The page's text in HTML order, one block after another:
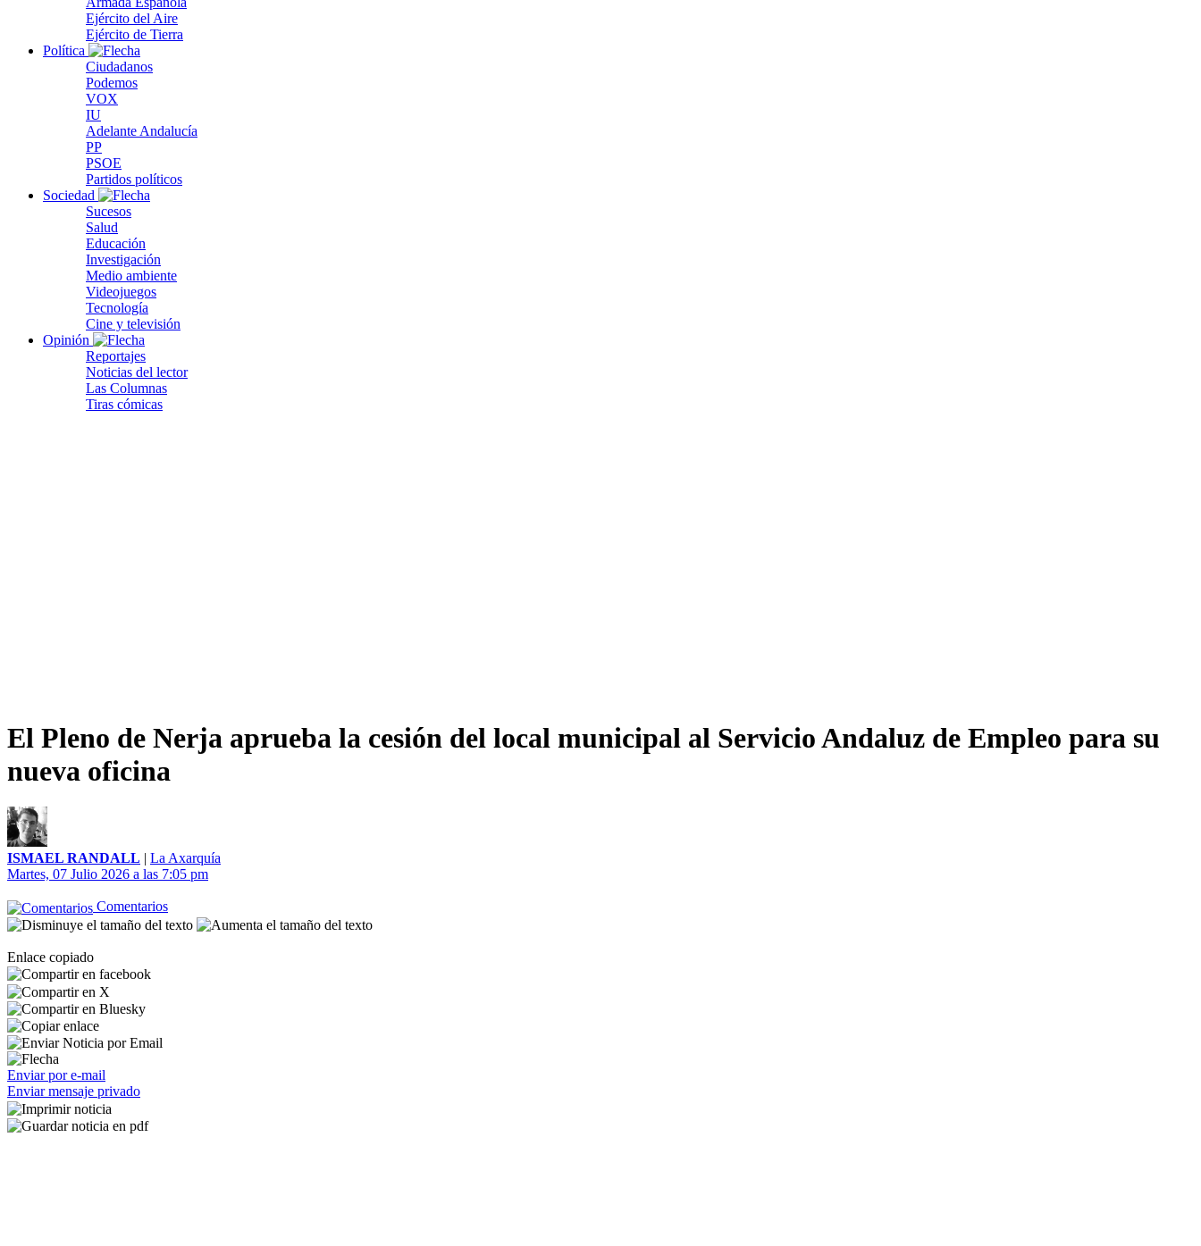
Ejército del Aire
Ejército de Tierra
Política
Ciudadanos
Podemos
VOX
IU
Adelante Andalucía
PP
PSOE
Partidos políticos
Sociedad
Sucesos
Salud
Educación
Investigación
Medio ambiente
Videojuegos
Tecnología
Cine y televisión
Opinión
Reportajes
Noticias del lector
Las Columnas
Tiras cómicas
El Pleno de Nerja aprueba la cesión del local municipal al Servicio Andaluz de Empleo para su
nueva oficina
ISMAEL RANDALL | La Axarquía
Martes, 07 Julio 2026 a las 7:05 pm
Comentarios
Enlace copiado
Enviar por e-mail
Enviar mensaje privado